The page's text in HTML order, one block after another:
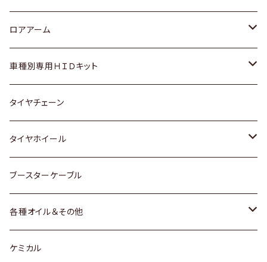
ダイハツ
マツダ
三菱
スバル
レクサス
日産
ダイハツ
マツダ
三菱
スバル
スズキ
日産
いすゞ
ダイハツ
マツダ
三菱
スバル
ホンダ
スズキ
日産
ダイハツ
スバル
トヨタ
ホンダ
スズキ
日産
ダイハツ
マツダ
ロアアーム
ホンダ
スズキ
日産
ダイハツ
マツダ
スバル
車種別専用ＨＩＤキット
トヨタ
マツダ
タイヤチェーン
タイヤホイール
トヨタ
ホンダ
スズキ
ブースターケーブル
各種オイル＆その他
ディーデル洗浄添加剤
ケミカル